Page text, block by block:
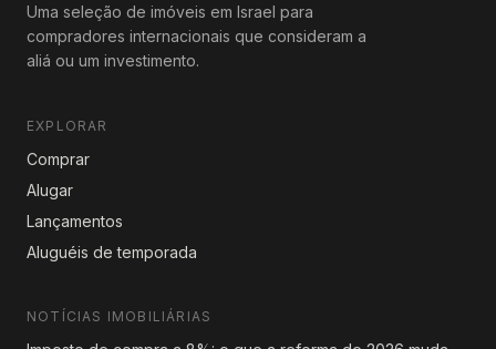
Uma seleção de imóveis em Israel para
compradores internacionais que consideram a
aliá ou um investimento.
EXPLORAR
Comprar
Alugar
Lançamentos
Aluguéis de temporada
NOTÍCIAS IMOBILIÁRIAS